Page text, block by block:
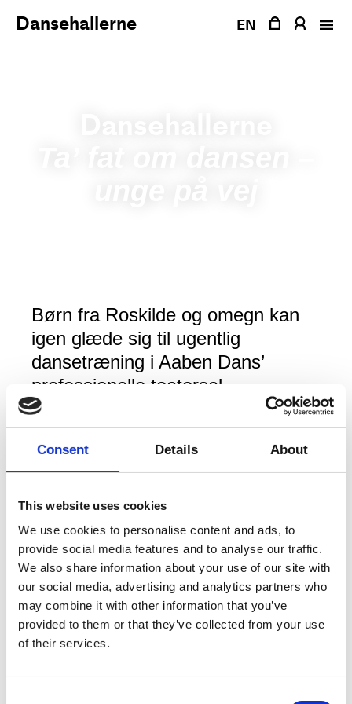
Consent Details About
This website uses cookies
We use cookies to personalise content and ads, to
provide social media features and to analyse our traffic.
We also share information about your use of our site with
our social media, advertising and analytics partners who
may combine it with other information that you’ve
provided to them or that they’ve collected from your use
of their services.
Dansehallerne EN
Børn fra Roskilde og omegn kan
igen glæde sig til ugentlig
dansetræning i Aaben Dans’
professionelle teatersal
Laboratoriet på Musicon.
Du bliver en del af et engageret
dansefællesskab, der træner hver
uge med den professionelle
danser og koreograf Merete Dam.
På holdet boltrer vi os i forskellige
typer dansestile, både urbane og
moderne. Vi går i dybden med
teknik og udtryk og skaber små
Mere
Kunstner Dansehallerne